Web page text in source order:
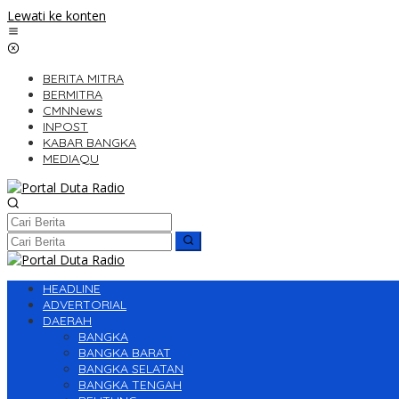
Lewati ke konten
BERITA MITRA
BERMITRA
CMNNews
INPOST
KABAR BANGKA
MEDIAQU
HEADLINE
ADVERTORIAL
DAERAH
BANGKA
BANGKA BARAT
BANGKA SELATAN
BANGKA TENGAH